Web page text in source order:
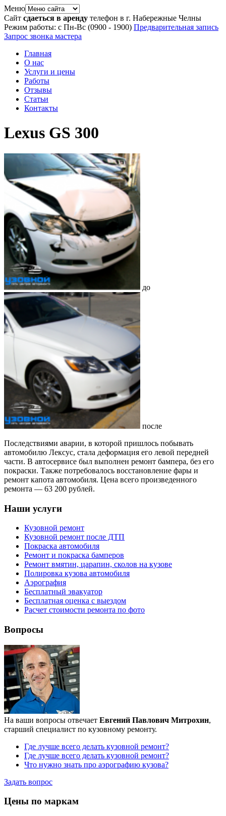
Меню
Сайт сдаеться в аренду телефон в г. Набережные Челны
Режим работы: с Пн-Вс (0900 - 1900) Предварительная запись
Запрос звонка мастера
Главная
О нас
Услуги и цены
Работы
Отзывы
Статьи
Контакты
Lexus GS 300
до
после
Последствиями аварии, в которой пришлось побывать
автомобилю Лексус, стала деформация его левой передней
части. В автосервисе был выполнен ремонт бампера, без его
покраски. Также потребовалось восстановление фары и
ремонт капота автомобиля. Цена всего произведенного
ремонта — 63 200 рублей.
Наши услуги
Кузовной ремонт
Кузовной ремонт после ДТП
Покраска автомобиля
Ремонт и покраска бамперов
Ремонт вмятин, царапин, сколов на кузове
Полировка кузова автомобиля
Аэрография
Бесплатный эвакуатор
Бесплатная оценка с выездом
Расчет стоимости ремонта по фото
Вопросы
На ваши вопросы отвечает Евгений Павлович Митрохин,
старший специалист по кузовному ремонту.
Где лучше всего делать кузовной ремонт?
Где лучше всего делать кузовной ремонт?
Что нужно знать про аэрографию кузова?
Задать вопрос
Цены по маркам